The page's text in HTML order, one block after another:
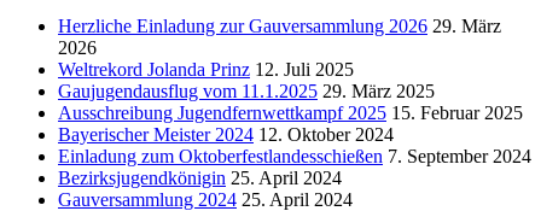
Herzliche Einladung zur Gauversammlung 2026 29. März
2026
Weltrekord Jolanda Prinz 12. Juli 2025
Gaujugendausflug vom 11.1.2025 29. März 2025
Ausschreibung Jugendfernwettkampf 2025 15. Februar 2025
Bayerischer Meister 2024 12. Oktober 2024
Einladung zum Oktoberfestlandesschießen 7. September 2024
Bezirksjugendkönigin 25. April 2024
Gauversammlung 2024 25. April 2024